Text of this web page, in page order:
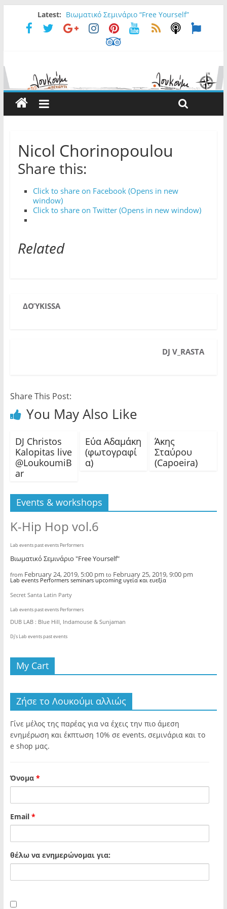
Latest: Βιωματικό Σεμινάριο “Free Yourself”
FORESTER/aT Loukoumi Bar
Ρωτήσαμε την Ελένη ….
Ρωτήσαμε τον Νίκο…
Nicol Chorinopoulou
Share this:
Click to share on Facebook (Opens in new
window)
Click to share on Twitter (Opens in new window)
Related
ΔΟΎΚISSΑ
DJ V_RASTA
Share This Post:
You May Also Like
DJ Christos
Kalopitas live
@LoukoumiB
ar
Εύα Αδαμάκη
(φωτογραφί
α)
Άκης
Σταύρου
(Capoeira)
Events & workshops
K-Hip Hop vol.6
Lab events past events Performers
Βιωματικό Σεμινάριο "Free Yourself"
from February 24, 2019, 5:00 pm to February 25, 2019, 9:00 pm
Lab events Performers seminars upcoming υγεία και ευεξία
Secret Santa Latin Party
Lab events past events Performers
DUB LAB : Blue Hill, Indamouse & Sunjaman
Dj's Lab events past events
My Cart
Ζήσε το Λουκούμι αλλιώς
Γίνε μέλος της παρέας για να έχεις την πιο άμεση
ενημέρωση και έκπτωση 10% σε events, σεμινάρια και το
e shop μας.
Όνομα *
Email *
θέλω να ενημερώνομαι για: